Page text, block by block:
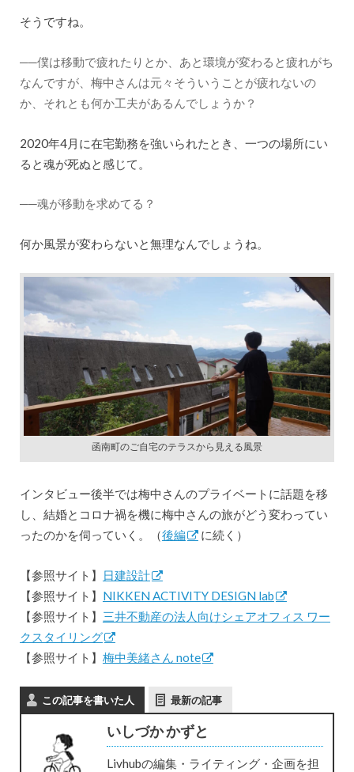
そうですね。
──僕は移動で疲れたりとか、あと環境が変わると疲れがち
なんですが、梅中さんは元々そういうことが疲れないの
か、それとも何か工夫があるんでしょうか？
2020年4月に在宅勤務を強いられたとき、一つの場所にい
ると魂が死ぬと感じて。
──魂が移動を求めてる？
何か風景が変わらないと無理なんでしょうね。
函南町のご自宅のテラスから見える風景
インタビュー後半では梅中さんのプライベートに話題を移
し、結婚とコロナ禍を機に梅中さんの旅がどう変わってい
ったのかを伺っていく。（後編 に続く）
【参照サイト】
日建設計
【参照サイト】 NIKKEN ACTIVITY DESIGN lab
【参照サイト】 三井不動産の法人向けシェアオフィス ワー
クスタイリング
【参照サイト】 梅中美緒さん note
この記事を書いた人 最新の記事
いしづか かずと
Livhubの編集・ライティング・企画を担